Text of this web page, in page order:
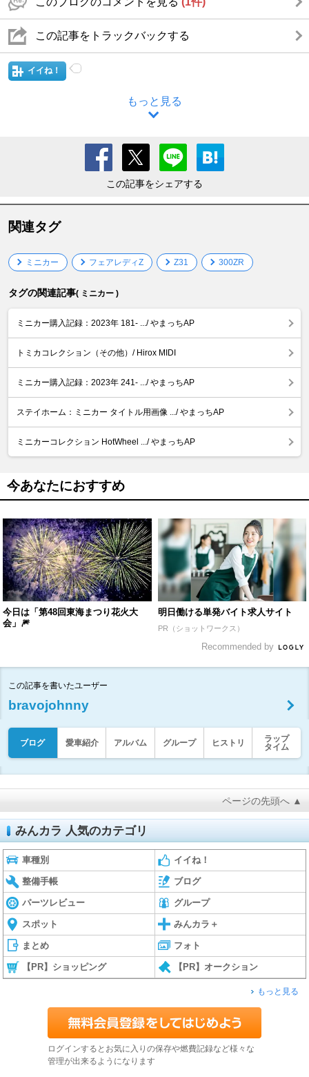
この記事をトラックバックする
イイね！
もっと見る
この記事をシェアする
関連タグ
ミニカー フェアレディZ Z31 300ZR
タグの関連記事( ミニカー )
ミニカー購入記録：2023年 181- .../ やまっちAP
トミカコレクション（その他）/ Hirox MIDI
ミニカー購入記録：2023年 241- .../ やまっちAP
ステイホーム：ミニカー タイトル用画像 .../ やまっちAP
ミニカーコレクション HotWheel .../ やまっちAP
今あなたにおすすめ
今日は「第48回東海まつり花火大
会」🎆
明日働ける単発バイト求人サイト
PR（ショットワークス）
Recommended by
この記事を書いたユーザー
bravojohnny
ブログ 愛車紹介 アルバム グループ ヒストリ
ラップ
タイム
ページの先頭へ ▲
みんカラ 人気のカテゴリ
車種別 イイね！
整備手帳 ブログ
パーツレビュー グループ
スポット みんカラ＋
まとめ フォト
【PR】ショッピング 【PR】オークション
もっと見る
ログインするとお気に入りの保存や燃費記録など様々な
管理が出来るようになります